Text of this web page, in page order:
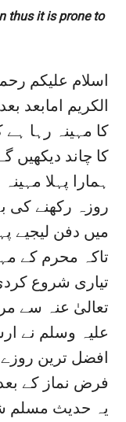
thus it is prone to
اسلام علیکم
الکریم امابعد
کا مہینہ رہا
کا چاند دیکھیں
ہمارا پہلا
روزہ رکھنے کی
میں دفن لیجیے
تاکہ محرم کے
تیاری شروع
تعالیٰ عنہ سے
علیہ وسلم نے
افضل ترین روزے
فرض نماز کے
یہ حدیث مسلم